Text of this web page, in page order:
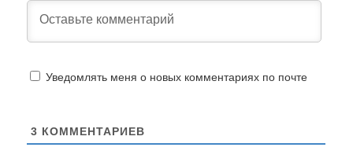
Уведомлять меня о новых комментариях по почте
3 КОММЕНТАРИЕВ